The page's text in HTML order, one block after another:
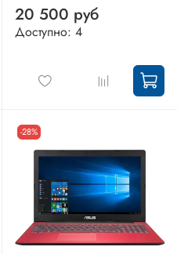
20 500 руб
Доступно: 4
-28%